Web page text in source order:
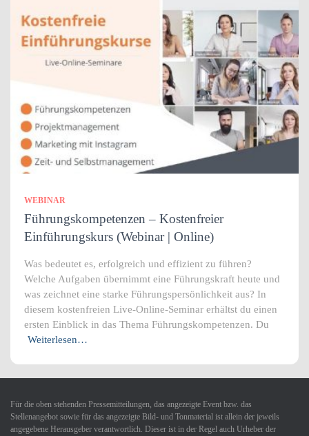
WEBINAR
Führungskompetenzen – Kostenfreier
Einführungskurs (Webinar | Online)
Was bedeutet es, erfolgreich und effizient zu führen?
Welche Aufgaben übernimmt eine Führungskraft heute und
was zeichnet eine starke Führungspersönlichkeit aus? In
diesem kostenfreien Live-Online-Seminar erhältst du einen
ersten Einblick in das Thema Führungskompetenzen. Du
Weiterlesen…
Für die oben stehenden Pressemitteilungen, das angezeigte Event bzw. das
Stellenangebot sowie für das angezeigte Bild- und Tonmaterial ist allein der jeweils
angegebene Herausgeber verantwortlich. Dieser ist in der Regel auch Urheber der